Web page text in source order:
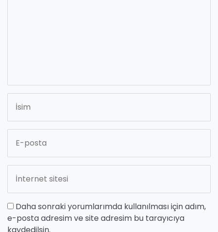
Daha sonraki yorumlarımda kullanılması için adım,
e-posta adresim ve site adresim bu tarayıcıya
kaydedilsin.